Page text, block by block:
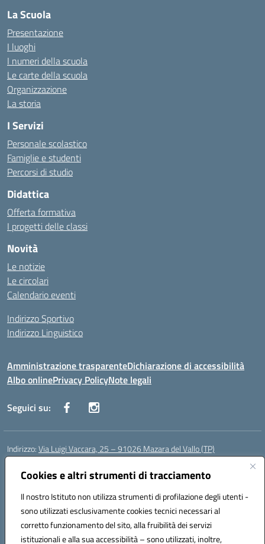
Cookies e altri strumenti di tracciamento
Il nostro Istituto non utilizza strumenti di profilazione degli utenti -
sono utilizzati esclusivamente cookies tecnici necessari al
corretto funzionamento del sito, alla fruibilità dei servizi
istituzionali e alla sua accessibilità – sono utilizzati, inoltre,
La Scuola
Presentazione
I luoghi
I numeri della scuola
Le carte della scuola
Organizzazione
La storia
I Servizi
Personale scolastico
Famiglie e studenti
Percorsi di studio
Didattica
Offerta formativa
I progetti delle classi
Novità
Le notizie
Le circolari
Calendario eventi
Indirizzo Sportivo
Indirizzo Linguistico
Amministrazione trasparenteDichiarazione di accessibilità
Albo onlinePrivacy PolicyNote legali
Seguici su:
Indirizzo:Via Luigi Vaccara, 25 – 91026 Mazara del Vallo (TP)
Centralino:
Posta elettronica certificata (PEC):tpic843007@pec.istruzione.it
Codice fiscale: 91036660818
Codice meccanografico:tpic843007
Codice Indice delle Pubbliche Amministrazioni (IPA): icggp
Codice unico di fatturazione (CUF): UFYPS3